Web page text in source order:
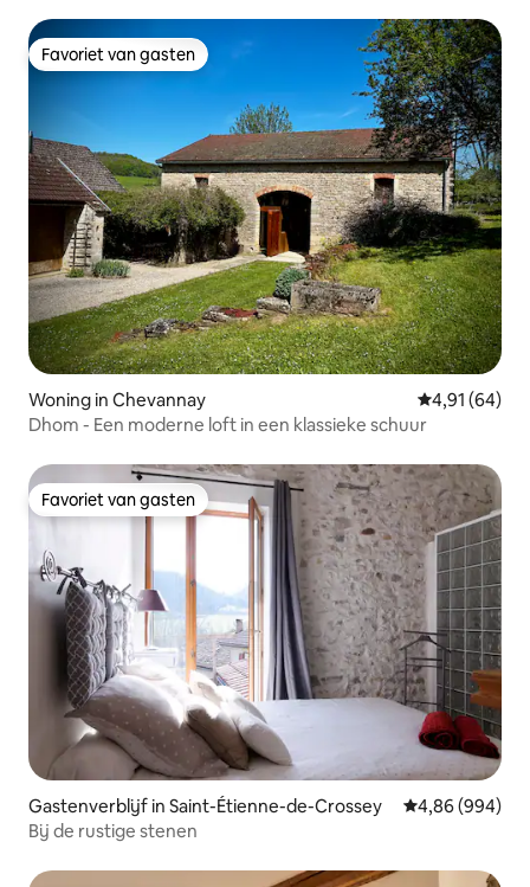
Favoriet van gasten
Favoriet van gasten
Woning in Chevannay Gemiddelde
4,91 (64)
Dhom - Een moderne loft in een klassieke schuur
Favoriet van gasten
Favoriet van gasten
Gastenverblijf in Saint-Étienne-de-Crossey Gemiddelde
4,86 (994)
Bij de rustige stenen